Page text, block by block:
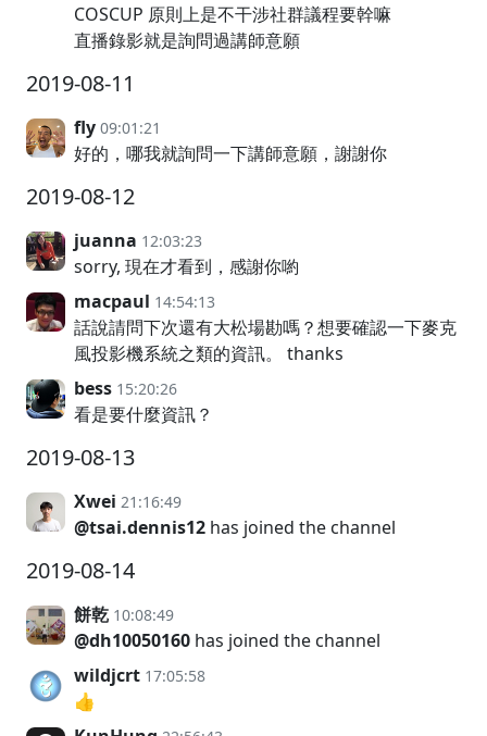
COSCUP 原則上是不干涉社群議程要幹嘛
直播錄影就是詢問過講師意願
2019-08-11
fly 09:01:21
好的，哪我就詢問一下講師意願，謝謝你
2019-08-12
juanna 12:03:23
sorry, 現在才看到，感謝你喲
macpaul 14:54:13
話說請問下次還有大松場勘嗎？想要確認一下麥克
風投影機系統之類的資訊。 thanks
bess 15:20:26
看是要什麼資訊？
2019-08-13
Xwei 21:16:49
@tsai.dennis12 has joined the channel
2019-08-14
餅乾 10:08:49
@dh10050160 has joined the channel
wildjcrt 17:05:58
👍